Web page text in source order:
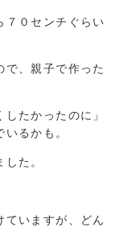
７０センチぐらい
、親子で作った
たかったのに」
るかも。
た。
ていますが、どん